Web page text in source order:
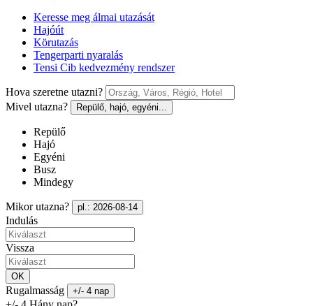
Keresse meg álmai utazását
Hajóút
Körutazás
Tengerparti nyaralás
Tensi Cib kedvezmény rendszer
Hova szeretne utazni?
Mivel utazna?
Repülő, hajó, egyéni...
Repülő
Hajó
Egyéni
Busz
Mindegy
Mikor utazna? pl.: 2026-08-14
Indulás
Vissza
OK
Rugalmasság +/- 4 nap